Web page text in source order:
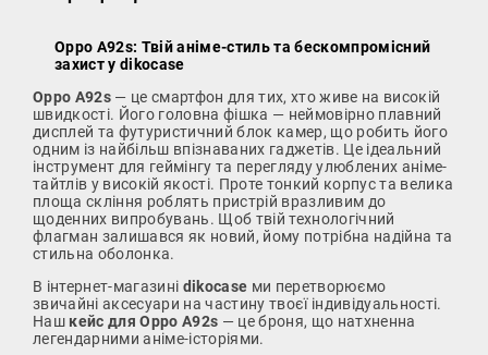
Oppo A92s: Твій аніме-стиль та бескомпромісний
захист у dikocase
Oppo A92s — це смартфон для тих, хто живе на високій
швидкості. Його головна фішка — неймовірно плавний
дисплей та футуристичний блок камер, що робить його
одним із найбільш впізнаваних гаджетів. Це ідеальний
інструмент для геймінгу та перегляду улюблених аніме-
тайтлів у високій якості. Проте тонкий корпус та велика
площа скління роблять пристрій вразливим до
щоденних випробувань. Щоб твій технологічний
флагман залишався як новий, йому потрібна надійна та
стильна оболонка.
В інтернет-магазині dikocase ми перетворюємо
звичайні аксесуари на частину твоєї індивідуальності.
Наш кейс для Oppo A92s — це броня, що натхненна
легендарними аніме-історіями.